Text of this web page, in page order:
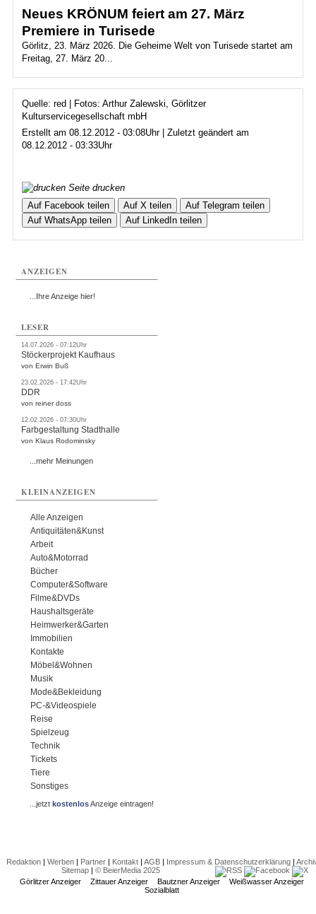
Neues KRÖNUM feiert am 27. März
Premiere in Turisede
Görlitz, 23. März 2026. Die Geheime Welt von Turisede startet am
Freitag, 27. März 20...
Quelle: red | Fotos: Arthur Zalewski, Görlitzer
Kulturservicegesellschaft mbH
Erstellt am 08.12.2012 - 03:08Uhr | Zuletzt geändert am
08.12.2012 - 03:33Uhr
Seite drucken
Auf Facebook teilen
Auf X teilen
Auf Telegram teilen
Auf WhatsApp teilen
Auf LinkedIn teilen
ANZEIGEN
...Ihre Anzeige hier!
LESER
14.07.2026 - 07:12Uhr
Stöckerprojekt Kaufhaus
von Erwin Buß
23.02.2026 - 17:42Uhr
DDR
von reiner doss
12.02.2026 - 07:30Uhr
Farbgestaltung Stadthalle
von Klaus Rodominsky
...mehr Meinungen
KLEINANZEIGEN
Alle Anzeigen
Antiquitäten&Kunst
Arbeit
Auto&Motorrad
Bücher
Computer&Software
Filme&DVDs
Haushaltsgeräte
Heimwerker&Garten
Immobilien
Kontakte
Möbel&Wohnen
Musik
Mode&Bekleidung
PC-&Videospiele
Reise
Spielzeug
Technik
Tickets
Tiere
Sonstiges
...jetztkostenlosAnzeige eintragen!
Redaktion| Werben| Partner| Kontakt| AGB| Impressum & Datenschutzerklärung|
Sitemap| © BeierMedia 2025
Görlitzer Anzeiger
Zittauer Anzeiger Bautzner Anzeiger
Weißwasser Anzeiger
Sozialblatt